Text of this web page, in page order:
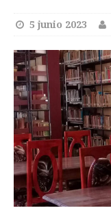
5 junio 2023